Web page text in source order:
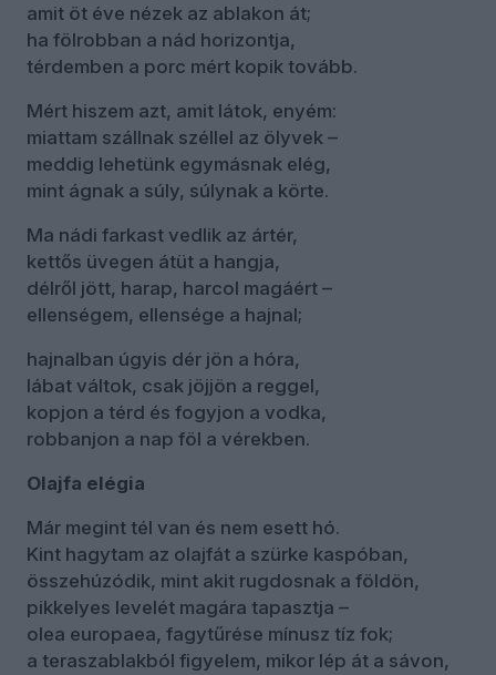
amit öt éve nézek az ablakon át;
ha fölrobban a nád horizontja,
térdemben a porc mért kopik tovább.
Mért hiszem azt, amit látok, enyém:
miattam szállnak széllel az ölyvek –
meddig lehetünk egymásnak elég,
mint ágnak a súly, súlynak a körte.
Ma nádi farkast vedlik az ártér,
kettős üvegen átüt a hangja,
délről jött, harap, harcol magáért –
ellenségem, ellensége a hajnal;
hajnalban úgyis dér jön a hóra,
lábat váltok, csak jöjjön a reggel,
kopjon a térd és fogyjon a vodka,
robbanjon a nap föl a vérekben.
Olajfa elégia
Már megint tél van és nem esett hó.
Kint hagytam az olajfát a szürke kaspóban,
összehúzódik, mint akit rugdosnak a földön,
pikkelyes levelét magára tapasztja –
olea europaea, fagytűrése mínusz tíz fok;
a teraszablakból figyelem, mikor lép át a sávon,